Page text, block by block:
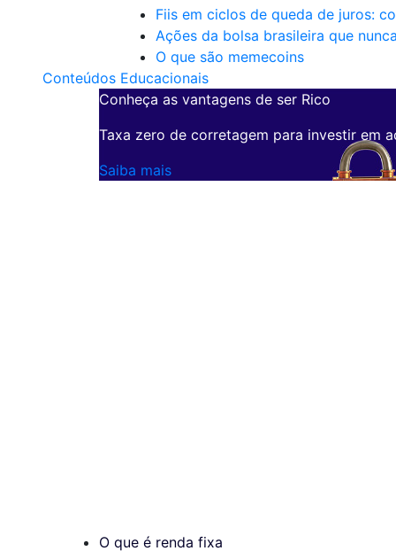
Fiis em ciclos de queda de juros:
Ações da bolsa brasileira que
O que são memecoins
Conteúdos Educacionais
Conheça as vantagens de ser Rico
Taxa zero de corretagem para investir em
Saiba mais
O que é renda fixa